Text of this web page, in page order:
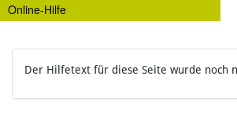
Online-Hilfe
Der Hilfetext für diese Seite wurde noch